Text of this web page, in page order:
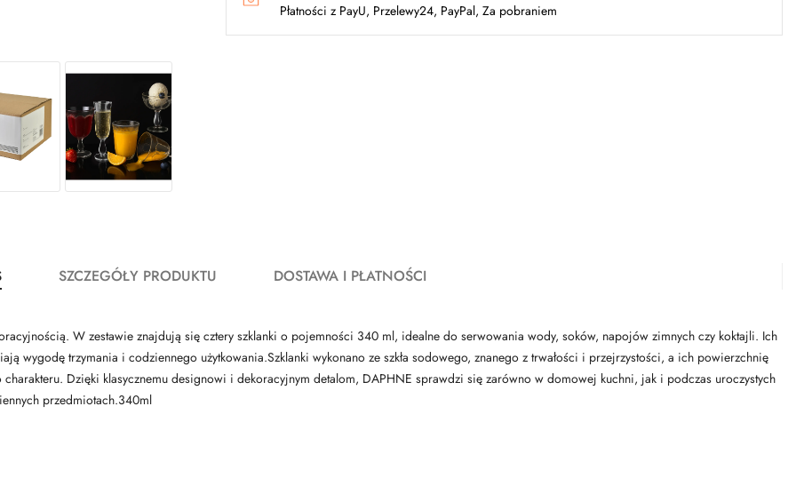
Płatności z PayU, Przelewy24, PayPal, Za pobraniem
SZCZEGÓŁY PRODUKTU DOSTAWA I PŁATNOŚCI
W zestawie znajdują się cztery szklanki o pojemności 340 ml, idealne do serwowania wody, soków, napojów zimnych czy koktajli. Ich
wygodę trzymania i codziennego użytkowania.Szklanki wykonano ze szkła sodowego, znanego z trwałości i przejrzystości, a ich powierzchnię
Dzięki klasycznemu designowi i dekoracyjnym detalom, DAPHNE sprawdzi się zarówno w domowej kuchni, jak i podczas uroczystych
przedmiotach.340ml